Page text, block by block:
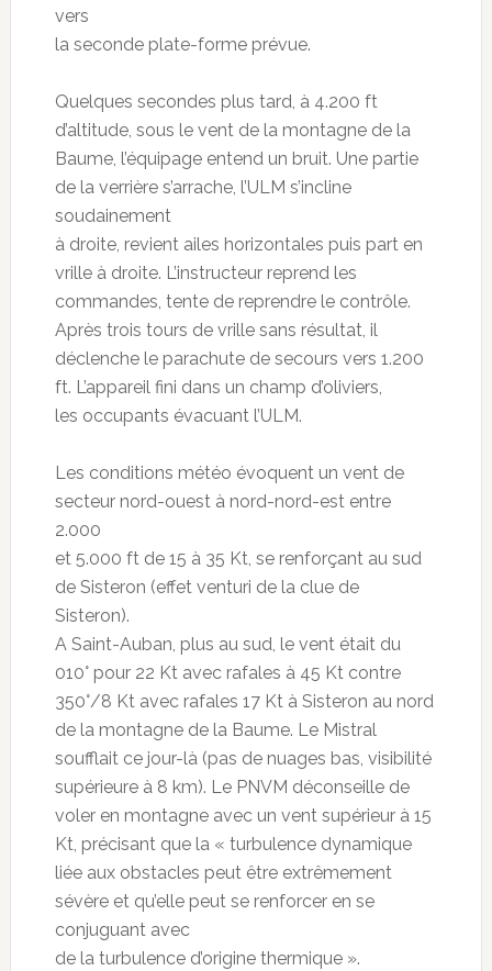
vers
la seconde plate-forme prévue.
Quelques secondes plus tard, à 4.200 ft
d’altitude, sous le vent de la montagne de la
Baume, l’équipage entend un bruit. Une partie
de la verrière s’arrache, l’ULM s’incline
soudainement
à droite, revient ailes horizontales puis part en
vrille à droite. L’instructeur reprend les
commandes, tente de reprendre le contrôle.
Après trois tours de vrille sans résultat, il
déclenche le parachute de secours vers 1.200
ft. L’appareil fini dans un champ d’oliviers,
les occupants évacuant l’ULM.
Les conditions météo évoquent un vent de
secteur nord-ouest à nord-nord-est entre
2.000
et 5.000 ft de 15 à 35 Kt, se renforçant au sud
de Sisteron (effet venturi de la clue de
Sisteron).
A Saint-Auban, plus au sud, le vent était du
010° pour 22 Kt avec rafales à 45 Kt contre
350°/8 Kt avec rafales 17 Kt à Sisteron au nord
de la montagne de la Baume. Le Mistral
soufflait ce jour-là (pas de nuages bas, visibilité
supérieure à 8 km). Le PNVM déconseille de
voler en montagne avec un vent supérieur à 15
Kt, précisant que la « turbulence dynamique
liée aux obstacles peut être extrêmement
sévère et qu’elle peut se renforcer en se
conjuguant avec
de la turbulence d’origine thermique ».